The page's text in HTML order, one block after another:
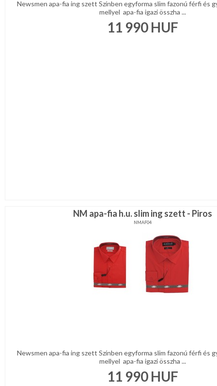
Newsmen apa-fia ing szett Színben egyforma slim fazonú férfi és
mellyel apa-fia igazi összha ...
11 990 HUF
NM apa-fia h.u. slim ing szett - Piros
NMAF04
Newsmen apa-fia ing szett Színben egyforma slim fazonú férfi és
mellyel apa-fia igazi összha ...
11 990 HUF